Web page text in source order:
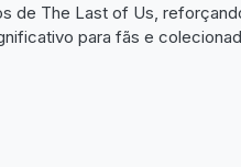
de The Last of Us,
para fãs e